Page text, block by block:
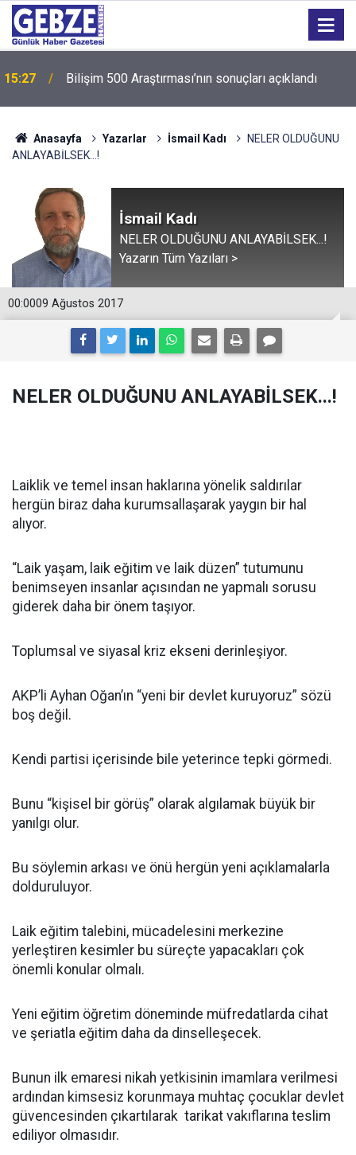
15:27 Bilişim 500 Araştırması’nın sonuçları açıklandı
Anasayfa Yazarlar İsmail Kadı
NELER OLDUĞUNU
ANLAYABİLSEK...!
İsmail Kadı
NELER OLDUĞUNU ANLAYABİLSEK...!
Yazarın Tüm Yazıları >
00:0009 Ağustos 2017
NELER OLDUĞUNU ANLAYABİLSEK...!
Laiklik ve temel insan haklarına yönelik saldırılar
hergün biraz daha kurumsallaşarak yaygın bir hal
alıyor.
“Laik yaşam, laik eğitim ve laik düzen” tutumunu
benimseyen insanlar açısından ne yapmalı sorusu
giderek daha bir önem taşıyor.
Toplumsal ve siyasal kriz ekseni derinleşiyor.
AKP’li Ayhan Oğan’ın “yeni bir devlet kuruyoruz” sözü
boş değil.
Kendi partisi içerisinde bile yeterince tepki görmedi.
Bunu “kişisel bir görüş” olarak algılamak büyük bir
yanılgı olur.
Bu söylemin arkası ve önü hergün yeni açıklamalarla
dolduruluyor.
Laik eğitim talebini, mücadelesini merkezine
yerleştiren kesimler bu süreçte yapacakları çok
önemli konular olmalı.
Yeni eğitim öğretim döneminde müfredatlarda cihat
ve şeriatla eğitim daha da dinselleşecek.
Bunun ilk emaresi nikah yetkisinin imamlara verilmesi
ardından kimsesiz korunmaya muhtaç çocuklar devlet
güvencesinden çıkartılarak tarikat vakıflarına teslim
ediliyor olmasıdır.